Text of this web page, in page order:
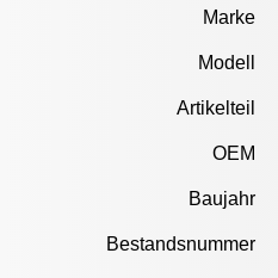
Marke
Modell
Artikelteil
OEM
Baujahr
Bestandsnummer